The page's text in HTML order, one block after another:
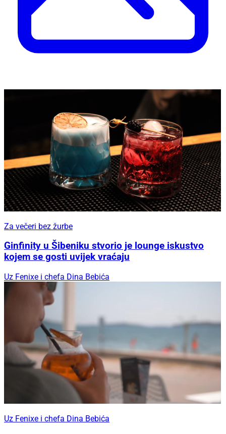
Za večeri bez žurbe
Ginfinity u Šibeniku stvorio je lounge iskustvo
kojem se gosti uvijek vraćaju
Uz Fenixe i chefa Dina Bebića
Uz Fenixe i chefa Dina Bebića